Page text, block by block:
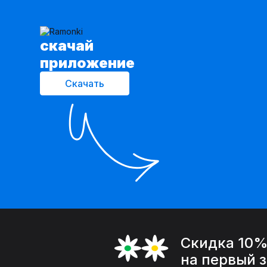
cкачай
приложение
Скачать
Скидка 10%
на первый